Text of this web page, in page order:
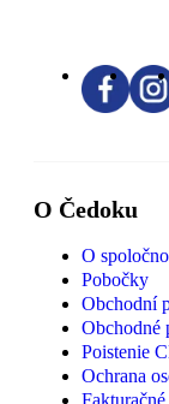
O Čedoku
O
Pobočky
Obchodní
Obchodné
Poistenie
Ochrana